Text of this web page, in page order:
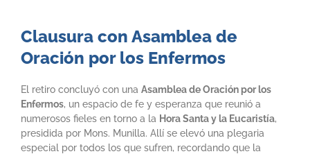
Clausura con Asamblea de
Oración por los Enfermos
El retiro concluyó con una Asamblea de Oración por los
Enfermos, un espacio de fe y esperanza que reunió a
numerosos fieles en torno a la Hora Santa y la Eucaristía,
presidida por Mons. Munilla. Allí se elevó una plegaria
especial por todos los que sufren, recordando que la